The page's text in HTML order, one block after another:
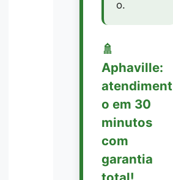
o.
🚿
Aphaville:
atendiment
o em 30
minutos
com
garantia